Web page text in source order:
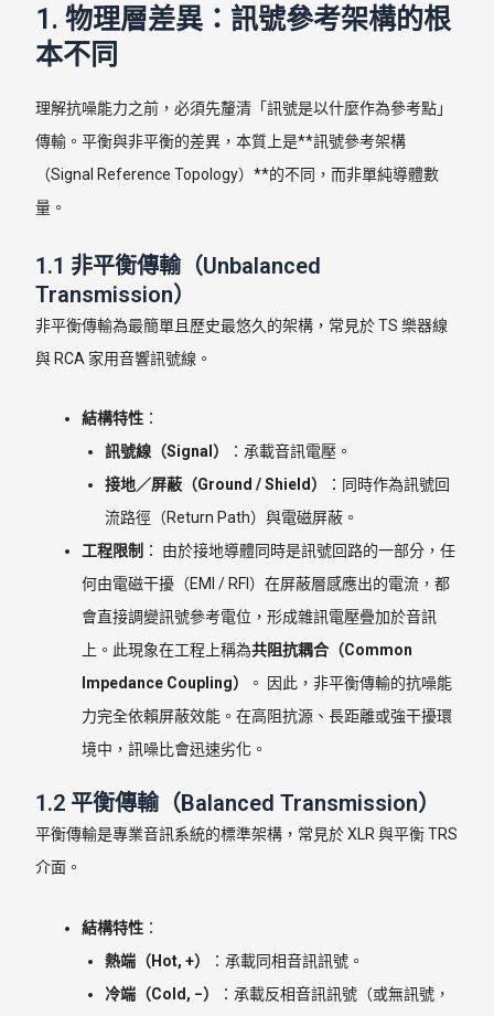
1. 物理層差異：訊號參考架構的根
本不同
理解抗噪能力之前，必須先釐清「訊號是以什麼作為參考點」
傳輸。平衡與非平衡的差異，本質上是**訊號參考架構
（Signal Reference Topology）**的不同，而非單純導體數
量。
1.1 非平衡傳輸（Unbalanced
Transmission）
非平衡傳輸為最簡單且歷史最悠久的架構，常見於 TS 樂器線
與 RCA 家用音響訊號線。
結構特性 ：
訊號線（Signal）
：承載音訊電壓。
接地／屏蔽（Ground / Shield）
：同時作為訊號回
流路徑（Return Path）與電磁屏蔽。
工程限制 ： 由於接地導體同時是訊號回路的一部分，任
何由電磁干擾（EMI / RFI）在屏蔽層感應出的電流，都
會直接調變訊號參考電位，形成雜訊電壓疊加於音訊
上。此現象在工程上稱為共阻抗耦合（Common
Impedance Coupling）
。 因此，非平衡傳輸的抗噪能
力完全依賴屏蔽效能。在高阻抗源、長距離或強干擾環
境中，訊噪比會迅速劣化。
1.2 平衡傳輸（Balanced Transmission）
平衡傳輸是專業音訊系統的標準架構，常見於 XLR 與平衡 TRS
介面。
結構特性 ：
熱端（Hot, +）
：承載同相音訊訊號。
冷端（Cold, −）
：承載反相音訊訊號（或無訊號，